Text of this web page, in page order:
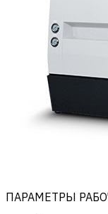
ПАРАМЕТРЫ